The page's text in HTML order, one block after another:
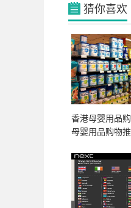
猜你喜欢
香港母婴用品
母婴用品购物